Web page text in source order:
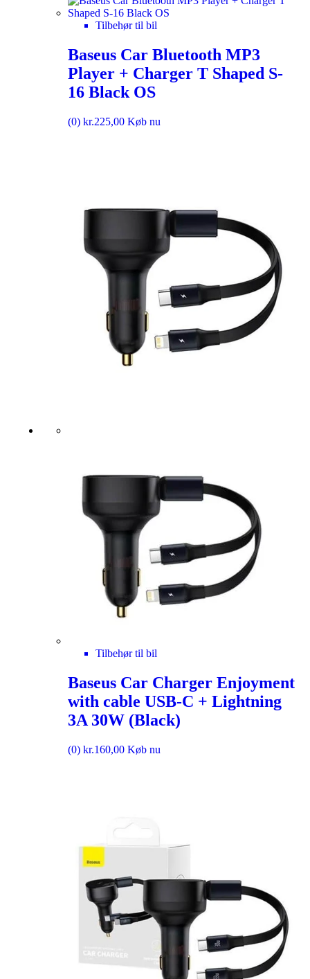
Tilbehør til bil
Baseus Car Bluetooth MP3
Player + Charger T Shaped S-
16 Black OS
(0) kr.225,00 Køb nu
Tilbehør til bil
Baseus Car Charger Enjoyment
with cable USB-C + Lightning
3A 30W (Black)
(0) kr.160,00 Køb nu